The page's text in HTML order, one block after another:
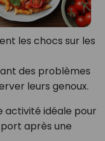
les chocs sur les
des problèmes
leurs genoux.
activité idéale pour
après une